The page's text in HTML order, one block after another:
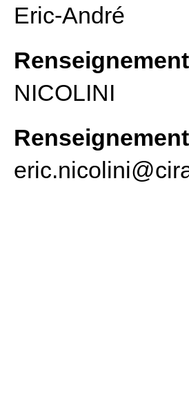
Eric-André
NICOLINI